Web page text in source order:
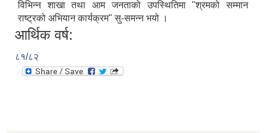
विभिन्‍न शाखा तथा आम जनताको उपस्थितिमा "श्रमको सम्मान
राष्ट्रको अभियान कार्यक्रम" सु-समन्‍न भयो ।
आर्थिक वर्ष:
८१/८२